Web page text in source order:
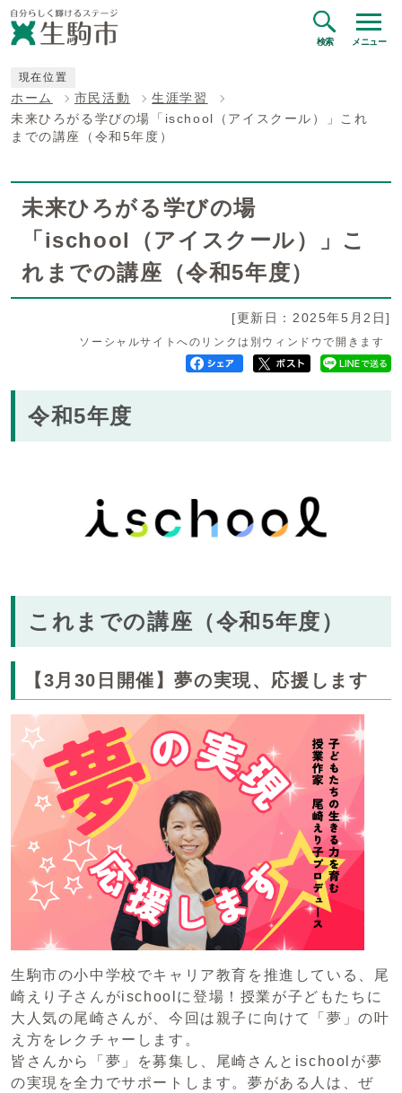
検索 メニュー
現在位置
ホーム 市民活動
生涯学習
未来ひろがる学びの場「ischool（アイスクール）」これ
までの講座（令和5年度）
未来ひろがる学びの場
「ischool（アイスクール）」こ
れまでの講座（令和5年度）
[更新日：2025年5月2日]
ソーシャルサイトへのリンクは別ウィンドウで開きます
令和5年度
これまでの講座（令和5年度）
【3月30日開催】夢の実現、応援します
生駒市の小中学校でキャリア教育を推進している、尾
崎えり子さんがischoolに登場！授業が子どもたちに
大人気の尾崎さんが、今回は親子に向けて「夢」の叶
え方をレクチャーします。
皆さんから「夢」を募集し、尾崎さんとischoolが夢
の実現を全力でサポートします。夢がある人は、ぜ